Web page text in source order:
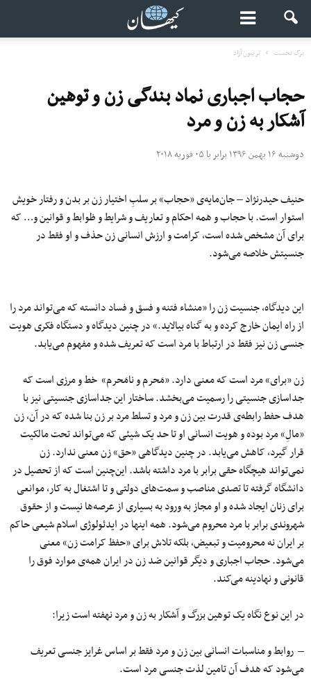
برگ نخست تریبون آزاد
حجاب اجباری نماد بندگی زن و توهین
آشکار به زن و مرد
دوشنبه ۱۶ بهمن ۱۳۹۶ برابر با ۰۵ فوریه ۲۰۱۸
حنیف حیدرنژاد – جان‌مایه‌ی «حجاب» بر سلبِ اختیار زن بر بدن و رفتار خویش
استوار است. با حجاب و همه احکام و تعاریف و شرایط و ظوابط و قوانین و… که
برای آن مشخص شده است، کرامت و ارزش انسانی زن حذف و او فقط در
جنسیتش خلاصه می‌شود.
این دیدگاه، جنسیت زن را «منشاء فتنه و فسق و فساد دانسته که می‌تواند مرد را
از راه ایمان خارج کرده و به گناه بیالاید.» در چنین دیدگاه و دستگاه فکری هویت
جنسی زن نیز فقط در ارتباط با مرد است که تعریف شده و مفهوم می‌یابد.
زن «برای» مرد است که معنی دارد. «مَحرم و نامَحرم» خط و مرزی است که
جداسازی جنسیتی را رسمیت می‌بخشد. ساختار این جداسازی جنسیتی نیز با
هدف حفط رابطه‌ی قدرت بین زن و مرد و تسلط مرد بر زن بنا شده که در آن، زن
«مالِ» مرد بوده و هویت انسانی او تا حد یک شیئی که می‌تواند تحت مالکیت
قرار گیرد، کاهش می‌یابد. در چنین دیدگاهی «حق» زن معنی ندارد. زن
نمی‌تواند هیچگاه حقی برابر با مرد داشته باشد. این‌چنین است که از تحصیل در
دانشگاه گرفته تا تصدی مناصب و سمت‌های دولتی و تا اشتغال به کار، موانعی
برای زنان ایجاد شده و او مجاز به ورود به بسیاری از عرصه‌ها نیست و از حقوق
شهروندی برابر با مرد محروم می‌شود. همه اینها در ایدئولوژی اسلام شیعی حاکم
بر ایران نه محرومیت و تبعیض، بلکه تلاش برای «حفظ کرامت زن» معنی
می‌شود. حجاب اجباری و دیگر قوانین ضد زن در ایران همه‌ی موارد فوق را
قانونی و نهادینه می‌کند.
در این نوع نگاه یک توهین بزرگ و آشکار به زن و مرد نهفته است زیرا:
– روابط و مناسبات انسانی بین زن و مرد فقط بر اساس غرایز جنسی تعریف
می‌شود که هدف آن تامین لذت جنسی مرد است.